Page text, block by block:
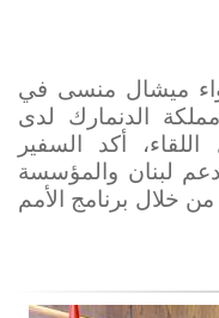
ميشال منسى في
الدنمارك لدى
أكد السفير
دعم لبنان والمؤسسة
خلال برنامج الأمم